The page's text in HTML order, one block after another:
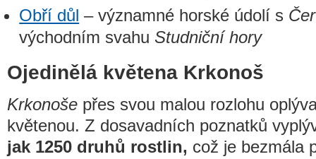
Obří důl – významné horské údolí s
východním svahuStudniční hory
Ojedinělá květena Krkonoš
Krkonoše přes svou malou rozlohu
květenou. Z dosavadních poznatků
jak 1250 druhů rostlin, což je bezmála